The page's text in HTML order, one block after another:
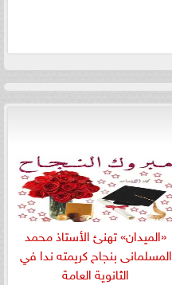
«الميدان» تهنئ الأستاذ محمد
المسلمانى بنجاح كريمته ندا في
الثانوية العامة